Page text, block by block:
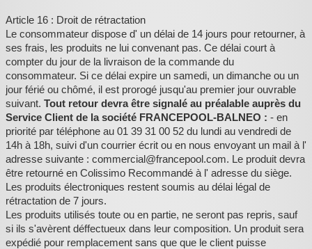
Composants électroniques
F.A.Q (Foire aux questions)
Contact
,
.
:
Article 16 : Droit de rétractation
Le consommateur dispose d' un délai de 14 jours pour retourner, à
ses frais, les produits ne lui convenant pas. Ce délai court à
compter du jour de la livraison de la commande du
consommateur. Si ce délai expire un samedi, un dimanche ou un
jour férié ou chômé, il est prorogé jusqu'au premier jour ouvrable
suivant. Tout retour devra être signalé au préalable auprès du
Service Client de la société FRANCEPOOL-BALNEO : - en
priorité par téléphone au 01 39 31 00 52 du lundi au vendredi de
14h à 18h, suivi d'un courrier écrit ou en nous envoyant un mail à l'
adresse suivante : commercial@francepool.com. Le produit devra
être retourné en Colissimo Recommandé à l' adresse du siège.
Les produits électroniques restent soumis au délai légal de
rétractation de 7 jours.
Les produits utilisés toute ou en partie, ne seront pas repris, sauf
si ils s'avèrent déffectueux dans leur composition. Un produit sera
expédié pour remplacement sans que que le client puisse